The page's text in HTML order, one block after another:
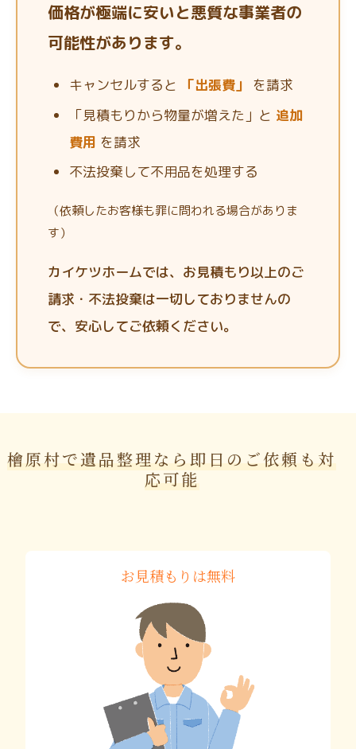
価格が極端に安いと悪質な事業者の
可能性があります。
キャンセルすると 「出張費」
を請求
「見積もりから物量が増えた」と 追加
費用 を請求
不法投棄して不用品を処理する
（依頼したお客様も罪に問われる場合がありま
す）
カイケツホームでは、お見積もり以上のご
請求・不法投棄は一切しておりませんの
で、安心してご依頼ください。
檜原村で遺品整理なら即日のご依頼も対
応可能
お見積もりは無料